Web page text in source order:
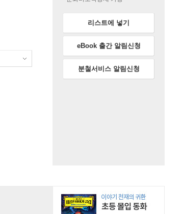
리스트에 넣기
eBook 출간 알림신청
분철서비스 알림신청